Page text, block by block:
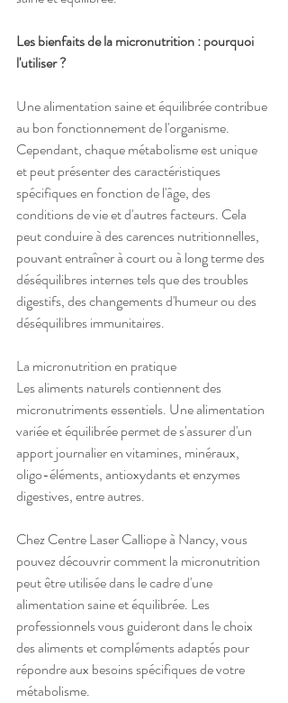
Les bienfaits de la micronutrition : pourquoi
l'utiliser ?
Une alimentation saine et équilibrée contribue
au bon fonctionnement de l'organisme.
Cependant, chaque métabolisme est unique
et peut présenter des caractéristiques
spécifiques en fonction de l'âge, des
conditions de vie et d'autres facteurs. Cela
peut conduire à des carences nutritionnelles,
pouvant entraîner à court ou à long terme des
déséquilibres internes tels que des troubles
digestifs, des changements d'humeur ou des
déséquilibres immunitaires.
La micronutrition en pratique
Les aliments naturels contiennent des
micronutriments essentiels. Une alimentation
variée et équilibrée permet de s'assurer d'un
apport journalier en vitamines, minéraux,
oligo-éléments, antioxydants et enzymes
digestives, entre autres.
Chez Centre Laser Calliope à Nancy, vous
pouvez découvrir comment la micronutrition
peut être utilisée dans le cadre d'une
alimentation saine et équilibrée. Les
professionnels vous guideront dans le choix
des aliments et compléments adaptés pour
répondre aux besoins spécifiques de votre
métabolisme.